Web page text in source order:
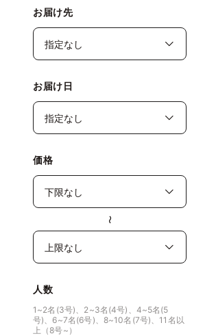
お届け先
お届け日
価格
〜
人数
1~2名(3号)、2~3名(4号)、4~5名(5
号)、6~7名(6号)、8~10名(7号)、11名以
上（8号~）